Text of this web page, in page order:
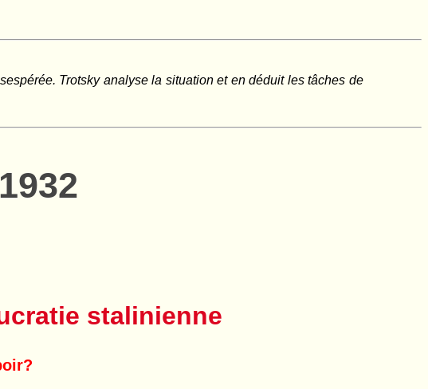
Trotsky analyse la situation et en déduit les tâches de
stalinienne